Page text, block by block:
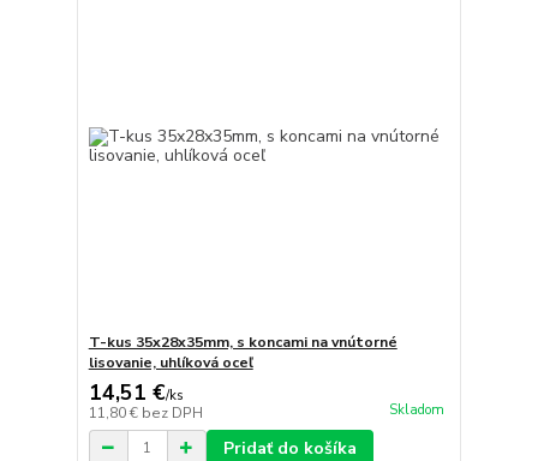
T-kus 35x28x35mm, s koncami na vnútorné
lisovanie, uhlíková oceľ
14,51 €/ks
11,80 € bez DPH Skladom
Pridať do košíka